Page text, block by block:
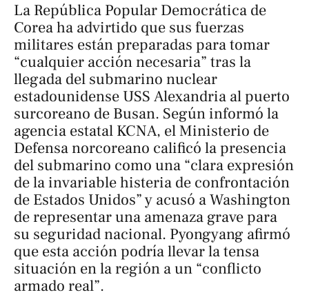
La República Popular Democrática de
Corea ha advirtido que sus fuerzas
militares están preparadas para tomar
“cualquier acción necesaria” tras la
llegada del submarino nuclear
estadounidense USS Alexandria al puerto
surcoreano de Busan. Según informó la
agencia estatal KCNA, el Ministerio de
Defensa norcoreano calificó la presencia
del submarino como una “clara expresión
de la invariable histeria de confrontación
de Estados Unidos” y acusó a Washington
de representar una amenaza grave para
su seguridad nacional. Pyongyang afirmó
que esta acción podría llevar la tensa
situación en la región a un “conflicto
armado real”.